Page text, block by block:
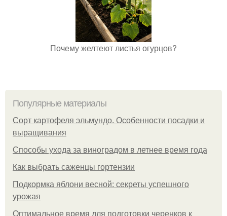
Почему желтеют листья огурцов?
Популярные материалы
Сорт картофеля эльмундо. Особенности посадки и
выращивания
Способы ухода за виноградом в летнее время года
Как выбрать саженцы гортензии
Подкормка яблони весной: секреты успешного
урожая
Оптимальное время для подготовки черенков к